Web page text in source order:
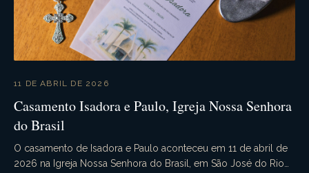
11 DE ABRIL DE 2026
Casamento Isadora e Paulo, Igreja Nossa Senhora
do Brasil
O casamento de Isadora e Paulo aconteceu em 11 de abril de
2026 na Igreja Nossa Senhora do Brasil, em São José do Rio